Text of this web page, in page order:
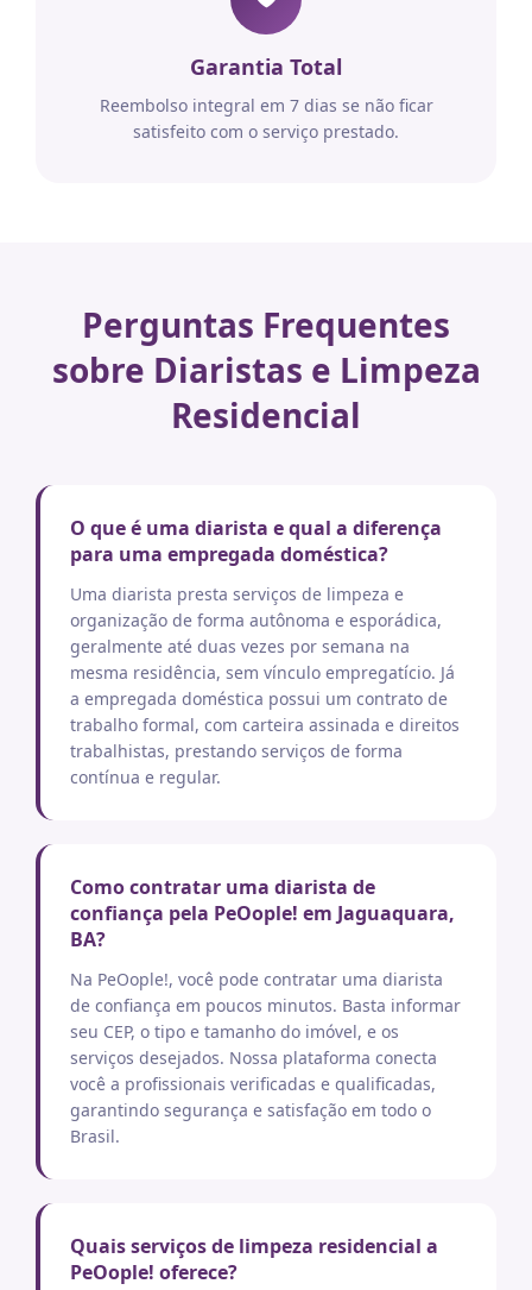
Garantia Total
Reembolso integral em 7 dias se não ficar
satisfeito com o serviço prestado.
Perguntas Frequentes
sobre Diaristas e Limpeza
Residencial
O que é uma diarista e qual a diferença
para uma empregada doméstica?
Uma diarista presta serviços de limpeza e
organização de forma autônoma e esporádica,
geralmente até duas vezes por semana na
mesma residência, sem vínculo empregatício. Já
a empregada doméstica possui um contrato de
trabalho formal, com carteira assinada e direitos
trabalhistas, prestando serviços de forma
contínua e regular.
Como contratar uma diarista de
confiança pela PeOople! em Jaguaquara,
BA?
Na PeOople!, você pode contratar uma diarista
de confiança em poucos minutos. Basta informar
seu CEP, o tipo e tamanho do imóvel, e os
serviços desejados. Nossa plataforma conecta
você a profissionais verificadas e qualificadas,
garantindo segurança e satisfação em todo o
Brasil.
Quais serviços de limpeza residencial a
PeOople! oferece?